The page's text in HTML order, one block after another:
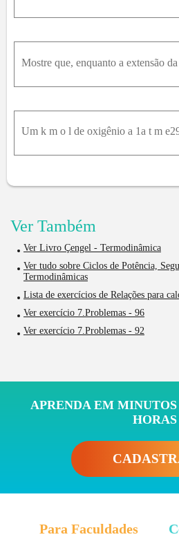
Ver Também
Ver Livro Çengel - Termodinâmica
Ver tudo sobre Ciclos de Potência,
Termodinâmicas
Lista de exercícios de Relações para
Ver exercício 7.Problemas - 96
Ver exercício 7.Problemas - 92
APRENDA EM
HORAS
Para Faculdades